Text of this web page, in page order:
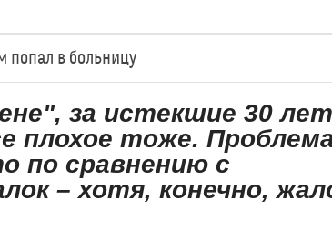
попал в больницу
за истекшие 30 лет
плохое тоже.
по сравнению с
– хотя, конечно,